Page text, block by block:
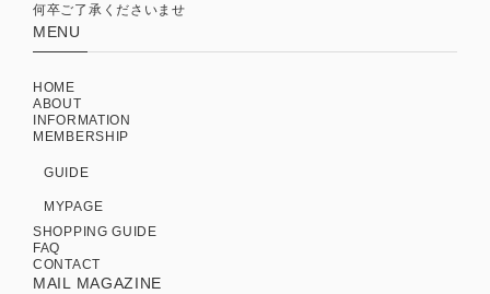
何卒ご了承くださいませ
MENU
HOME
ABOUT
INFORMATION
MEMBERSHIP
GUIDE
MYPAGE
SHOPPING GUIDE
FAQ
CONTACT
MAIL MAGAZINE